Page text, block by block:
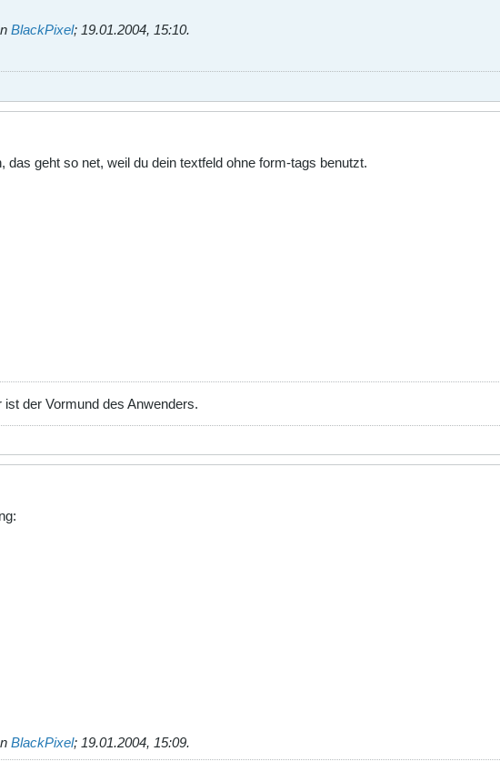
BlackPixel; 19.01.2004, 15:10.
das geht so net, weil du dein textfeld ohne form-tags benutzt.
der Vormund des Anwenders.
BlackPixel; 19.01.2004, 15:09.